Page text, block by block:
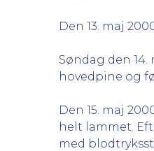
Den 13. maj
Søndag den 14.
hovedpine og
Den 15. maj
helt lammet.
med